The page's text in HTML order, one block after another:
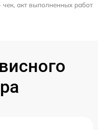
акт выполненных работ